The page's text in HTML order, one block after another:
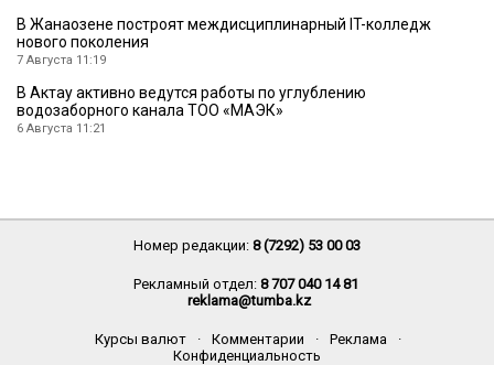
В Жанаозене построят междисциплинарный IT-колледж
нового поколения
7 Августа 11:19
В Актау активно ведутся работы по углублению
водозаборного канала ТОО «МАЭК»
6 Августа 11:21
Номер редакции: 8 (7292) 53 00 03
Рекламный отдел: 8 707 040 14 81
reklama@tumba.kz
Курсы валют · Комментарии · Реклама
·
Конфиденциальность